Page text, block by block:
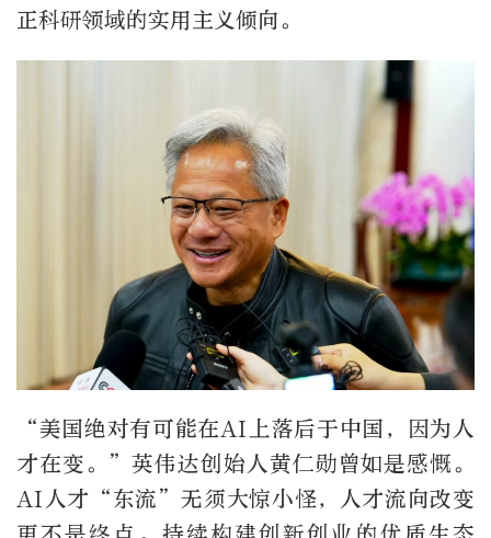
正科研领域的实用主义倾向。
“美国绝对有可能在AI上落后于中国，因为人
才在变。”英伟达创始人黄仁勋曾如是感慨。
AI人才“东流”无须大惊小怪，人才流向改变